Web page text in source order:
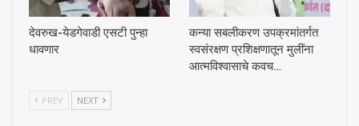
देवरुख-येडगेवाडी एसटी पुन्हा
धावणार
कन्या सबलीकरण उपक्रमांतर्गत
स्वसंरक्षण प्रशिक्षणातून मुलींना
आत्मविश्वासाचे कवच…
PREV NEXT